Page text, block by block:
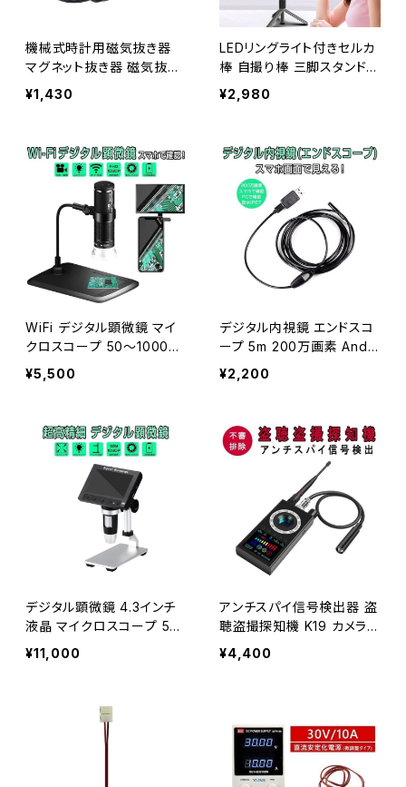
機械式時計用磁気抜き器
マグネット抜き器 磁気抜き
器「CDA340400B.B」
¥1,430
LEDリングライト付きセルカ
棒 自撮り棒 三脚スタンド Y
ouTube TikTok 17Live 1
ヶ月保証 1ヶ月保証 送料無
¥2,980
WiFi デジタル顕微鏡 マイ
クロスコープ 50～1000倍
率 ワイヤレス PCと接続 フ
ルHD画質 8LEDライト 1ヶ
E-F201.B」
¥5,500
デジタル内視鏡 エンドスコ
ープ 5m 200万画素 Andr
oidスマホと接続 PC接続 1
280x720 電子内視鏡 1ヶ
E-YS5MM.B」
¥2,200
デジタル顕微鏡 4.3インチ
液晶 マイクロスコープ 50
0～1000倍率 1200万画素
フルHD画質 8LEDライト 1
¥11,000
アンチスパイ信号検出器 盗
聴盗撮探知機 K19 カメラ探
知機 磁気感知 スパイカメ
ラ探知機 電波探知 信号探
¥4,400